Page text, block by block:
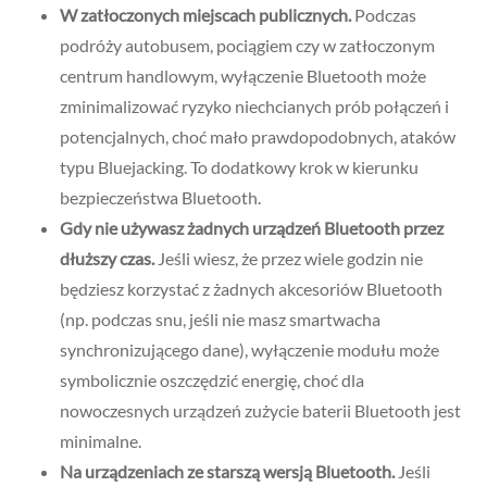
W zatłoczonych miejscach publicznych.Podczas
podróży autobusem, pociągiem czy w zatłoczonym
centrum handlowym, wyłączenie Bluetooth może
zminimalizować ryzyko niechcianych prób połączeń i
potencjalnych, choć mało prawdopodobnych, ataków
typu Bluejacking. To dodatkowy krok w kierunku
bezpieczeństwa Bluetooth.
Gdy nie używasz żadnych urządzeń Bluetooth przez
dłuższy czas.Jeśli wiesz, że przez wiele godzin nie
będziesz korzystać z żadnych akcesoriów Bluetooth
(np. podczas snu, jeśli nie masz smartwacha
synchronizującego dane), wyłączenie modułu może
symbolicznie oszczędzić energię, choć dla
nowoczesnych urządzeń zużycie baterii Bluetooth jest
minimalne.
Na urządzeniach ze starszą wersją Bluetooth.Jeśli